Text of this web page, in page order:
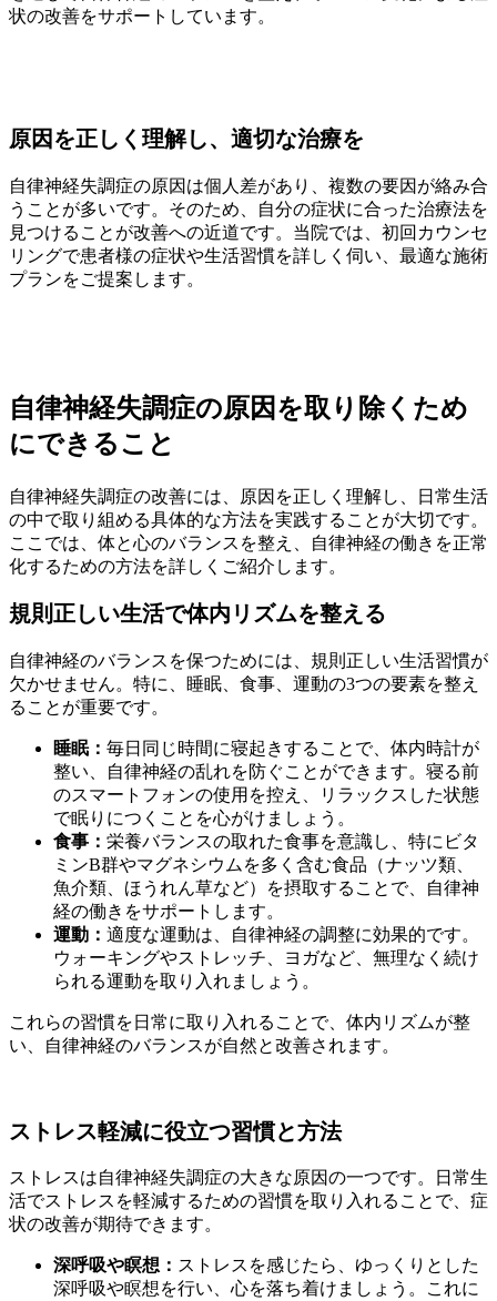
状の改善をサポートしています。
原因を正しく理解し、適切な治療を
自律神経失調症の原因は個人差があり、複数の要因が絡み合
うことが多いです。そのため、自分の症状に合った治療法を
見つけることが改善への近道です。当院では、初回カウンセ
リングで患者様の症状や生活習慣を詳しく伺い、最適な施術
プランをご提案します。
自律神経失調症の原因を取り除くため
にできること
自律神経失調症の改善には、原因を正しく理解し、日常生活
の中で取り組める具体的な方法を実践することが大切です。
ここでは、体と心のバランスを整え、自律神経の働きを正常
化するための方法を詳しくご紹介します。
規則正しい生活で体内リズムを整える
自律神経のバランスを保つためには、規則正しい生活習慣が
欠かせません。特に、睡眠、食事、運動の3つの要素を整え
ることが重要です。
睡眠： 毎日同じ時間に寝起きすることで、体内時計が
整い、自律神経の乱れを防ぐことができます。寝る前
のスマートフォンの使用を控え、リラックスした状態
で眠りにつくことを心がけましょう。
食事： 栄養バランスの取れた食事を意識し、特にビタ
ミンB群やマグネシウムを多く含む食品（ナッツ類、
魚介類、ほうれん草など）を摂取することで、自律神
経の働きをサポートします。
運動： 適度な運動は、自律神経の調整に効果的です。
ウォーキングやストレッチ、ヨガなど、無理なく続け
られる運動を取り入れましょう。
これらの習慣を日常に取り入れることで、体内リズムが整
い、自律神経のバランスが自然と改善されます。
ストレス軽減に役立つ習慣と方法
ストレスは自律神経失調症の大きな原因の一つです。日常生
活でストレスを軽減するための習慣を取り入れることで、症
状の改善が期待できます。
深呼吸や瞑想： ストレスを感じたら、ゆっくりとした
深呼吸や瞑想を行い、心を落ち着けましょう。これに